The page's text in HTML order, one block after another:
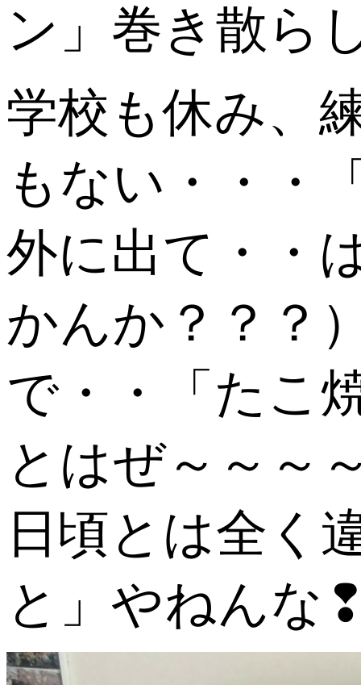
ン」巻き散ら
学校も休み、
もない・・・
外に出て・・
かんか？？？
で・・「たこ
とはぜ～～～
日頃とは全
と」やねん